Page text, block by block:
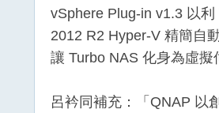
vSphere Plug-in v1.3 以
2012 R2 Hyper-V 精簡自
讓 Turbo NAS 化身為虛擬
呂衿同補充：「QNAP 以